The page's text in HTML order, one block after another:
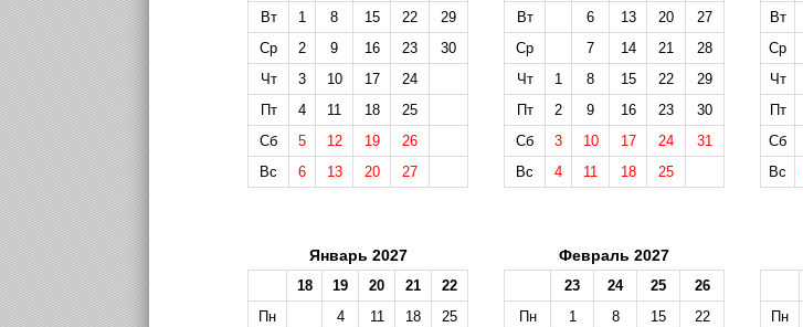
Вт
1 8 15 22
29
Ср
2 9 16 23
30
Чт
3 10 17
24
Пт
4 11 18
25
Сб
5 12 19
26
Вс
6 13 20 27
Вт
6 13 20
27
Ср
7 14 21
28
Чт
1 8 15 22
29
Пт
2 9 16 23
30
Сб
3 10 17 24
31
Вс
4 11 18 25
Вт
Ср
Чт
Пт
Сб
Вс
Январь 2027
18 19 20 21
22
Пн
4 11 18
25
Февраль 2027
23 24 25
26
Пн
1 8 15
22
Пн